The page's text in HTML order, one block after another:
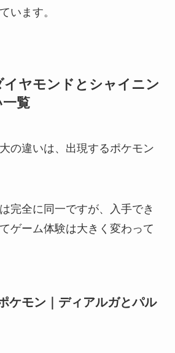
います。
ヤモンドとシャイニン
覧
の違いは、出現するポケモン
完全に同一ですが、入手でき
ゲーム体験は大きく変わって
ケモン｜ディアルガとパル